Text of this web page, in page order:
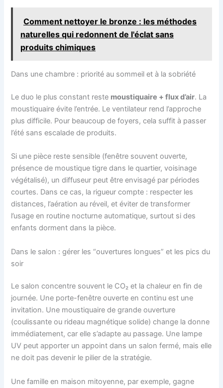
Comment nettoyer le bronze : les méthodes
naturelles qui redonnent de l'éclat sans
produits chimiques
Dans une chambre : priorité au sommeil et à la sobriété
Le duo le plus constant reste moustiquaire + flux d’air. La
moustiquaire évite l’entrée. Le ventilateur rend l’approche
plus difficile. Pour beaucoup de foyers, cela suffit à passer
l’été sans escalade de produits.
Si une pièce reste sensible (fenêtre souvent ouverte,
présence de moustique tigre dans le quartier, voisinage
végétalisé), un diffuseur peut être envisagé par périodes
courtes. Dans ce cas, la rigueur compte : respecter les
distances, l’aération au réveil, et éviter de transformer
l’usage en routine nocturne automatique, surtout si des
enfants dorment dans la pièce.
Dans le salon : gérer les “ouvertures longues” et les pics du
soir
Le salon concentre souvent le CO₂ et la chaleur en fin de
journée. Une porte-fenêtre ouverte en continu est une
invitation. Une moustiquaire de grande ouverture
(coulissante ou rideau magnétique solide) change la donne
immédiatement, car elle s’adapte au passage. Une lampe
UV peut apporter un appoint dans un salon fermé, mais elle
ne doit pas devenir le pilier de la stratégie.
Une famille en maison mitoyenne, par exemple, gagne